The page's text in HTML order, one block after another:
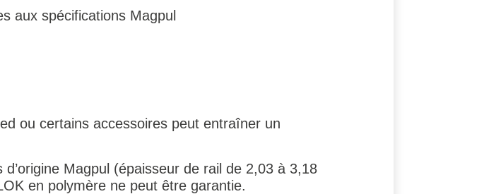
aux spécifications Magpul
ou certains accessoires peut entraîner un
Magpul (épaisseur de rail de 2,03 à 3,18
en polymère ne peut être garantie.